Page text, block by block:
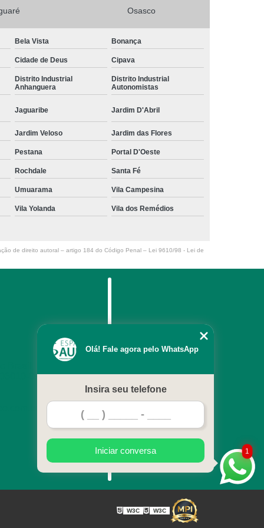
Osasco
Bela Vista Bonança
Cidade de Deus Cipava
Distrito Industrial
Anhanguera
Distrito Industrial
Autonomistas
Jaguaribe Jardim D'Abril
Jardim Veloso Jardim das Flores
Pestana Portal D'Oeste
Rochdale Santa Fé
Umuarama Vila Campesina
Vila Yolanda Vila dos Remédios
de direito autoral – artigo 184 do Código Penal – Lei 9610/98 - Lei de
090
Servicos
Mapa do site
W3C W3C
1
Olá! Fale agora pelo WhatsApp
Insira seu telefone
Iniciar conversa